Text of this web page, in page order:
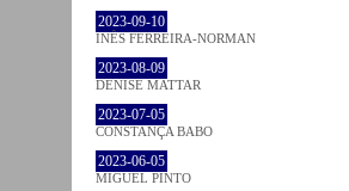
2023-09-10
INÊS FERREIRA-NORMAN
2023-08-09
DENISE MATTAR
2023-07-05
CONSTANÇA BABO
2023-06-05
MIGUEL PINTO